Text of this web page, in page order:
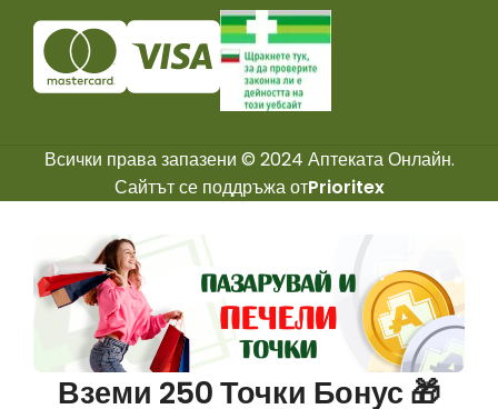
Всички права запазени © 2024 Аптеката Онлайн.
Сайтът се поддръжа отPrioritex
Вземи 250 Точки Бонус 🎁